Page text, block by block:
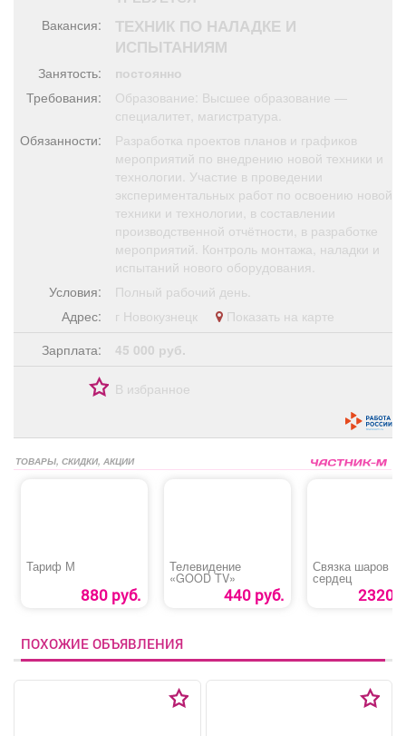
Поздравления
Я - пенсионер
Вакансия:
ТЕХНИК ПО НАЛАДКЕ И
ИСПЫТАНИЯМ
Занятость:
постоянно
Требования:
Образование: Высшее образование —
специалитет, магистратура.
Обязанности:
Разработка проектов планов и графиков
мероприятий по внедрению новой техники и
технологии. Участие в проведении
экспериментальных работ по освоению новой
техники и технологии, в составлении
производственной отчётности, в разработке
мероприятий. Контроль монтажа, наладки и
испытаний нового оборудования.
Условия:
Полный рабочий день.
Адрес:
г Новокузнецк
Показать на карте
Зарплата:
45 000 руб.
В избранное
ТОВАРЫ, СКИДКИ, АКЦИИ
Тариф М
880 руб.
Телевидение
«GOOD TV»
440 руб.
Связка шаров и
сердец
2320
ПОХОЖИЕ ОБЪЯВЛЕНИЯ